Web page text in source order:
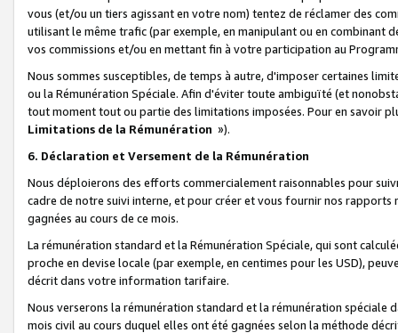
vous (et/ou un tiers agissant en votre nom) tentez de réclamer des
utilisant le même trafic (par exemple, en manipulant ou en combinant
vos commissions et/ou en mettant fin à votre participation au
Nous sommes susceptibles, de temps à autre, d'imposer certaines
ou la Rémunération Spéciale. Afin d'éviter toute ambiguïté (et
tout moment tout ou partie des limitations imposées. Pour en savoir
Limitations de la Rémunération »).
6. Déclaration et Versement de la Rémunération
Nous déploierons des efforts commercialement raisonnables pour
cadre de notre suivi interne, et pour créer et vous fournir nos
gagnées au cours de ce mois.
La rémunération standard et la Rémunération Spéciale, qui sont
proche en devise locale (par exemple, en centimes pour les USD),
décrit dans votre information tarifaire.
Nous verserons la rémunération standard et la rémunération spéciale
mois civil au cours duquel elles ont été gagnées selon la méthode